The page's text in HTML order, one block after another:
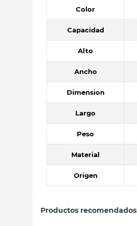
Color
Capacidad
Alto
Ancho
Dimension
Largo
Peso
Material
Origen
Productos recomendados